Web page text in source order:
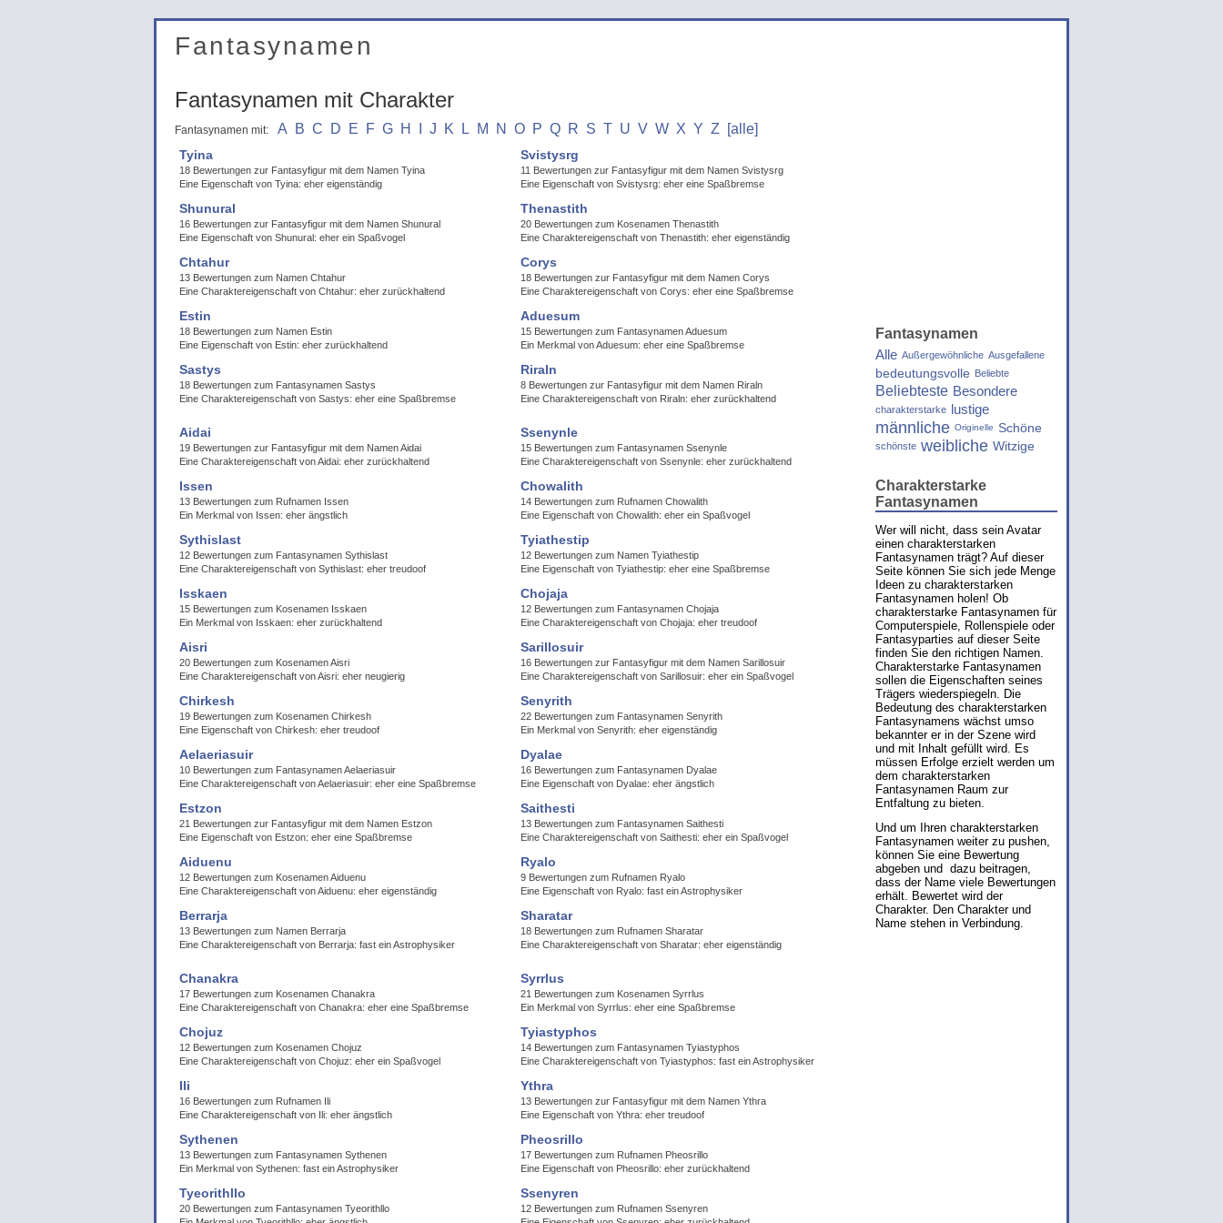
Fantasynamen
Fantasynamen mit Charakter
Fantasynamen mit: A B C D E F G H J K L M N O P Q R S T U V W X Y Z [alle]
Tyina
18 Bewertungen zur Fantasyfigur mit dem Namen Tyina
Eine Eigenschaft von Tyina: eher eigenständig
Svistysrg
11 Bewertungen zur Fantasyfigur mit dem Namen Svistysrg
Eine Eigenschaft von Svistysrg: eher eine Spaßbremse
Shunural
16 Bewertungen zur Fantasyfigur mit dem Namen Shunural
Eine Eigenschaft von Shunural: eher ein Spaßvogel
Thenastith
20 Bewertungen zum Kosenamen Thenastith
Eine Charaktereigenschaft von Thenastith: eher eigenständig
Chtahur
13 Bewertungen zum Namen Chtahur
Eine Charaktereigenschaft von Chtahur: eher zurückhaltend
Corys
18 Bewertungen zur Fantasyfigur mit dem Namen Corys
Eine Charaktereigenschaft von Corys: eher eine Spaßbremse
Estin
18 Bewertungen zum Namen Estin
Eine Eigenschaft von Estin: eher zurückhaltend
Aduesum
15 Bewertungen zum Fantasynamen Aduesum
Ein Merkmal von Aduesum: eher eine Spaßbremse
Sastys
18 Bewertungen zum Fantasynamen Sastys
Eine Charaktereigenschaft von Sastys: eher eine Spaßbremse
Riraln
8 Bewertungen zur Fantasyfigur mit dem Namen Riraln
Eine Charaktereigenschaft von Riraln: eher zurückhaltend
Aidai
19 Bewertungen zur Fantasyfigur mit dem Namen Aidai
Eine Charaktereigenschaft von Aidai: eher zurückhaltend
Ssenynle
15 Bewertungen zum Fantasynamen Ssenynle
Eine Charaktereigenschaft von Ssenynle: eher zurückhaltend
Issen
13 Bewertungen zum Rufnamen Issen
Ein Merkmal von Issen: eher ängstlich
Chowalith
14 Bewertungen zum Rufnamen Chowalith
Eine Eigenschaft von Chowalith: eher ein Spaßvogel
Sythislast
12 Bewertungen zum Fantasynamen Sythislast
Eine Charaktereigenschaft von Sythislast: eher treudoof
Tyiathestip
12 Bewertungen zum Namen Tyiathestip
Eine Eigenschaft von Tyiathestip: eher eine Spaßbremse
Isskaen
15 Bewertungen zum Kosenamen Isskaen
Ein Merkmal von Isskaen: eher zurückhaltend
Chojaja
12 Bewertungen zum Fantasynamen Chojaja
Eine Charaktereigenschaft von Chojaja: eher treudoof
Aisri
20 Bewertungen zum Kosenamen Aisri
Eine Charaktereigenschaft von Aisri: eher neugierig
Sarillosuir
16 Bewertungen zur Fantasyfigur mit dem Namen Sarillosuir
Eine Charaktereigenschaft von Sarillosuir: eher ein Spaßvogel
Chirkesh
19 Bewertungen zum Kosenamen Chirkesh
Eine Eigenschaft von Chirkesh: eher treudoof
Senyrith
22 Bewertungen zum Fantasynamen Senyrith
Ein Merkmal von Senyrith: eher eigenständig
Aelaeriasuir
10 Bewertungen zum Fantasynamen Aelaeriasuir
Eine Charaktereigenschaft von Aelaeriasuir: eher eine Spaßbremse
Dyalae
16 Bewertungen zum Fantasynamen Dyalae
Eine Eigenschaft von Dyalae: eher ängstlich
Estzon
21 Bewertungen zur Fantasyfigur mit dem Namen Estzon
Eine Eigenschaft von Estzon: eher eine Spaßbremse
Saithesti
13 Bewertungen zum Fantasynamen Saithesti
Eine Charaktereigenschaft von Saithesti: eher ein Spaßvogel
Aiduenu
12 Bewertungen zum Kosenamen Aiduenu
Eine Charaktereigenschaft von Aiduenu: eher eigenständig
Ryalo
9 Bewertungen zum Rufnamen Ryalo
Eine Eigenschaft von Ryalo: fast ein Astrophysiker
Berrarja
13 Bewertungen zum Namen Berrarja
Eine Charaktereigenschaft von Berrarja: fast ein Astrophysiker
Sharatar
18 Bewertungen zum Rufnamen Sharatar
Eine Charaktereigenschaft von Sharatar: eher eigenständig
Chanakra
17 Bewertungen zum Kosenamen Chanakra
Eine Charaktereigenschaft von Chanakra: eher eine Spaßbremse
Syrrlus
21 Bewertungen zum Kosenamen Syrrlus
Ein Merkmal von Syrrlus: eher eine Spaßbremse
Chojuz
12 Bewertungen zum Kosenamen Chojuz
Eine Charaktereigenschaft von Chojuz: eher ein Spaßvogel
Tyiastyphos
14 Bewertungen zum Fantasynamen Tyiastyphos
Eine Charaktereigenschaft von Tyiastyphos: fast ein Astrophysiker
Ili
16 Bewertungen zum Rufnamen Ili
Eine Charaktereigenschaft von Ili: eher ängstlich
Ythra
13 Bewertungen zur Fantasyfigur mit dem Namen Ythra
Eine Eigenschaft von Ythra: eher treudoof
Sythenen
13 Bewertungen zum Fantasynamen Sythenen
Ein Merkmal von Sythenen: fast ein Astrophysiker
Pheosrillo
17 Bewertungen zum Rufnamen Pheosrillo
Eine Eigenschaft von Pheosrillo: eher zurückhaltend
Tyeorithllo
20 Bewertungen zum Fantasynamen Tyeorithllo
Ssenyren
12 Bewertungen zum Rufnamen Ssenyren
Fantasynamen
Alle Außergewöhnliche Ausgefallene
bedeutungsvolle Beliebte
Beliebteste Besondere
charakterstarke lustige
männliche Originelle Schöne
schönste weibliche Witzige
Charakterstarke
Fantasynamen
Wer will nicht, dass sein Avatar
einen charakterstarken
Fantasynamen trägt? Auf dieser
Seite können Sie sich jede Menge
Ideen zu charakterstarken
Fantasynamen holen! Ob
charakterstarke Fantasynamen für
Computerspiele, Rollenspiele oder
Fantasyparties auf dieser Seite
finden Sie den richtigen Namen.
Charakterstarke Fantasynamen
sollen die Eigenschaften seines
Trägers wiederspiegeln. Die
Bedeutung des charakterstarken
Fantasynamens wächst umso
bekannter er in der Szene wird
und mit Inhalt gefüllt wird. Es
müssen Erfolge erzielt werden um
dem charakterstarken
Fantasynamen Raum zur
Entfaltung zu bieten.
Und um Ihren charakterstarken
Fantasynamen weiter zu pushen,
können Sie eine Bewertung
abgeben und dazu beitragen,
dass der Name viele Bewertungen
erhält. Bewertet wird der
Charakter. Den Charakter und
Name stehen in Verbindung.